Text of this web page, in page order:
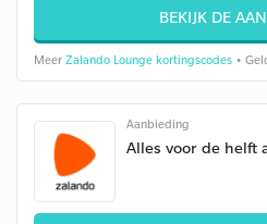
BEKIJK DE
Meer Zalando Lounge kortingscodes •
Aanbieding
Alles voor de helft